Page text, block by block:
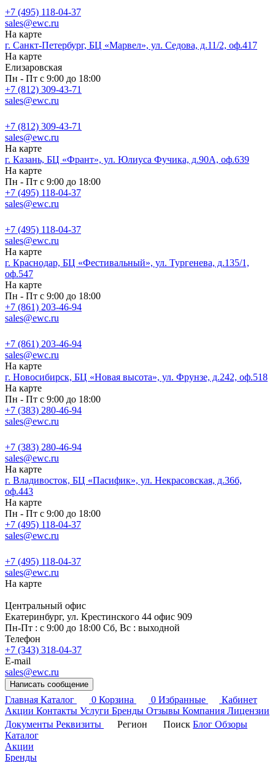
+7 (495) 118-04-37
sales@ewc.ru
На карте
г. Санкт-Петербург, БЦ «Марвел», ул. Седова, д.11/2, оф.417
На карте
Елизаровская
Пн - Пт с 9:00 до 18:00
+7 (812) 309-43-71
sales@ewc.ru
+7 (812) 309-43-71
sales@ewc.ru
На карте
г. Казань, БЦ «Франт», ул. Юлиуса Фучика, д.90А, оф.639
На карте
Пн - Пт с 9:00 до 18:00
+7 (495) 118-04-37
sales@ewc.ru
+7 (495) 118-04-37
sales@ewc.ru
На карте
г. Краснодар, БЦ «Фестивальный», ул. Тургенева, д.135/1,
оф.547
На карте
Пн - Пт с 9:00 до 18:00
+7 (861) 203-46-94
sales@ewc.ru
+7 (861) 203-46-94
sales@ewc.ru
На карте
г. Новосибирск, БЦ «Новая высота», ул. Фрунзе, д.242, оф.518
На карте
Пн - Пт с 9:00 до 18:00
+7 (383) 280-46-94
sales@ewc.ru
+7 (383) 280-46-94
sales@ewc.ru
На карте
г. Владивосток, БЦ «Пасифик», ул. Некрасовская, д.36б,
оф.443
На карте
Пн - Пт с 9:00 до 18:00
+7 (495) 118-04-37
sales@ewc.ru
+7 (495) 118-04-37
sales@ewc.ru
На карте
Центральный офис
Екатеринбург, ул. Крестинского 44 офис 909
Пн-Пт : с 9:00 до 18:00 Сб, Вс : выходной
Телефон
+7 (343) 318-04-37
E-mail
sales@ewc.ru
Написать сообщение
Главная Каталог 0 Корзина 0 Избранные
Кабинет
Акции Контакты Услуги Бренды Отзывы Компания Лицензии
Документы Реквизиты Регион Поиск Блог Обзоры
Каталог
Акции
Бренды